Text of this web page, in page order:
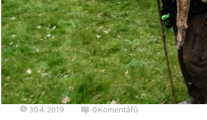
30.4. 2019 0 Komentářů